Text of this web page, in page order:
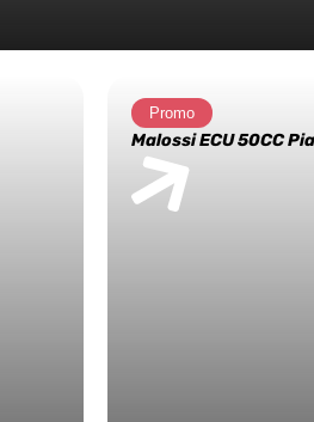
Promo
Malossi ECU 50CC